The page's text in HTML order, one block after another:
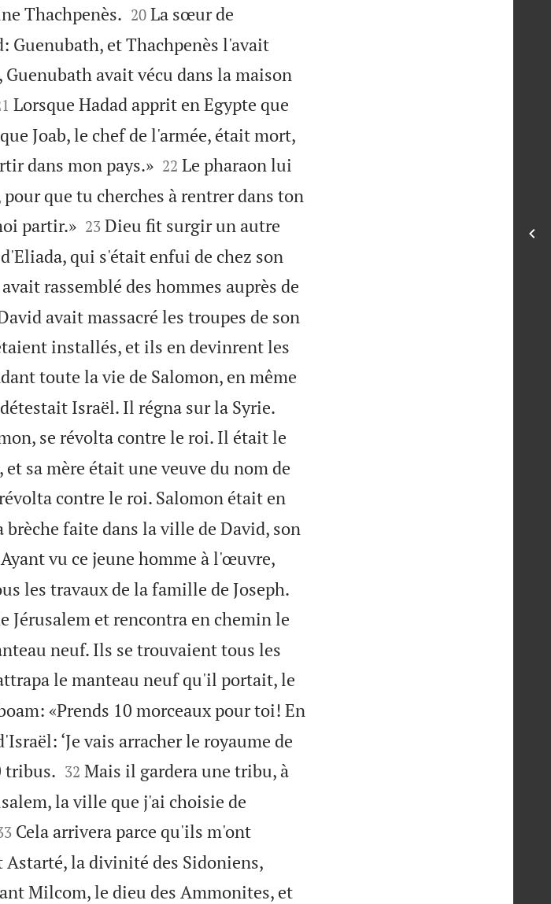
Thachpenès.
20 La sœur de
Guenubath, et Thachpenès l'avait
avait vécu dans la maison
Lorsque Hadad apprit en Egypte que
Joab, le chef de l'armée, était mort,
dans mon pays.»
22 Le pharaon lui
que tu cherches à rentrer dans ton
partir.»
23 Dieu fit surgir un autre
qui s'était enfui de chez son
rassemblé des hommes auprès de
avait massacré les troupes de son
installés, et ils en devinrent les
toute la vie de Salomon, en même
Israël. Il régna sur la Syrie.
se révolta contre le roi. Il était le
sa mère était une veuve du nom de
contre le roi. Salomon était en
faite dans la ville de David, son
vu ce jeune homme à l'œuvre,
les travaux de la famille de Joseph.
Jérusalem et rencontra en chemin le
neuf. Ils se trouvaient tous les
le manteau neuf qu'il portait, le
«Prends 10 morceaux pour toi! En
‘Je vais arracher le royaume de
tribus.
32 Mais il gardera une tribu, à
la ville que j'ai choisie de
Cela arrivera parce qu'ils m'ont
Astarté, la divinité des Sidoniens,
Milcom, le dieu des Ammonites, et